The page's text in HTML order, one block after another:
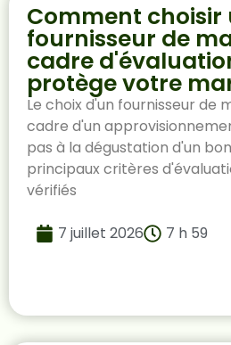
Comment choisir
fournisseur de
cadre
protège votre
Le choix d'un fournisseur de
cadre d'un
pas à la dégustation d'un
principaux critères
vérifiés
7 juillet 2026 7 h 59